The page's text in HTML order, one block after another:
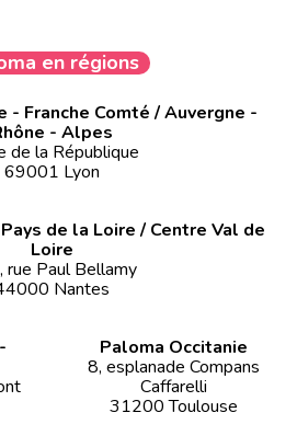
en régions
- Franche Comté / Auvergne -
- Alpes
de la République
69001 Lyon
de la Loire / Centre Val de
Loire
rue Paul Bellamy
Nantes
Paloma Occitanie
8, esplanade Compans
Caffarelli
31200 Toulouse